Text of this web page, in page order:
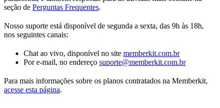
seção de Perguntas Frequentes.
Nosso suporte está disponível de segunda a sexta, das 9h às 18h,
nos seguintes canais:
Chat ao vivo, disponível no site memberkit.com.br
Por e-mail, no endereço suporte@memberkit.com.br
Para mais informações sobre os planos contratados na Memberkit,
acesse esta página.